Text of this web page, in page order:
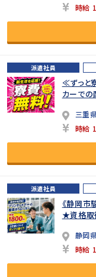
時給
派遣社員
≪ずっと
カーで
三重
時給
派遣社員
《静岡市
★資格取
静岡
時給